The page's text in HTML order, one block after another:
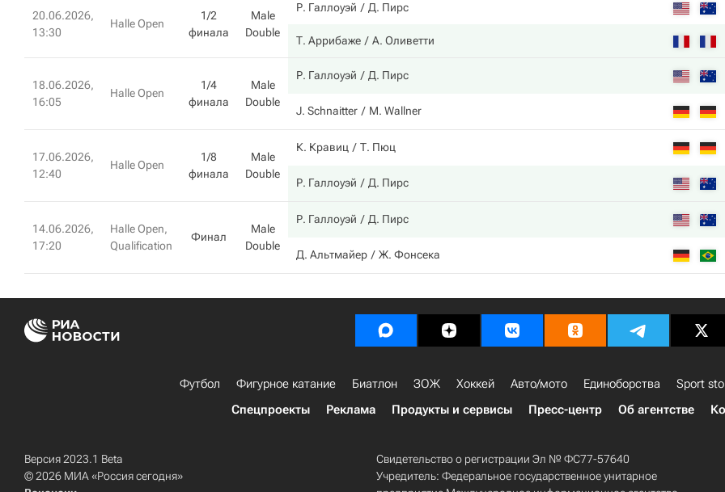
20.06.2026,
13:30
Halle Open
1/2
финала
Male
Double
Р. Галлоуэй Д. Пирс
Т. Аррибаже А. Оливетти
18.06.2026,
16:05
Halle Open
1/4
финала
Male
Double
Р. Галлоуэй Д. Пирс
J. Schnaitter M. Wallner
17.06.2026,
12:40
Halle Open
1/8
финала
Male
Double
К. Кравиц Т. Пюц
Р. Галлоуэй Д. Пирс
14.06.2026,
17:20
Halle Open,
Qualification
Финал
Male
Double
Р. Галлоуэй Д. Пирс
Д. Альтмайер Ж. Фонсека
Футбол Фигурное катание Биатлон ЗОЖ Хоккей Авто/мото Единоборства Sport
Спецпроекты
Реклама Продукты и сервисы Пресс-центр Об агентстве
Версия 2023.1 Beta
© 2026 МИА «Россия сегодня»
Свидетельство о регистрации Эл № ФС77-57640
Учредитель: Федеральное государственное унитарное